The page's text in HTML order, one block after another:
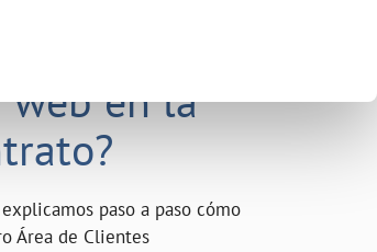
en la
paso a paso cómo
Área de Clientes